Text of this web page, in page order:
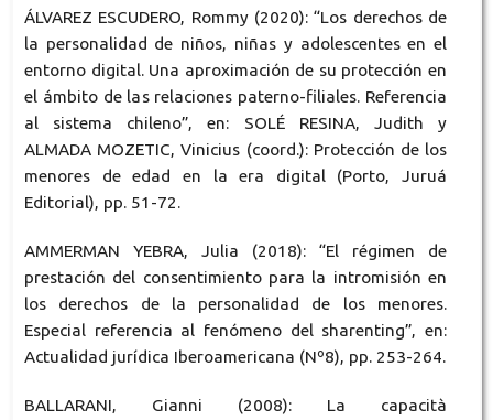
ÁLVAREZ ESCUDERO, Rommy (2020): “Los derechos de
la personalidad de niños, niñas y adolescentes en el
entorno digital. Una aproximación de su protección en
el ámbito de las relaciones paterno-filiales. Referencia
al sistema chileno”, en: SOLÉ RESINA, Judith y
ALMADA MOZETIC, Vinicius (coord.): Protección de los
menores de edad en la era digital (Porto, Juruá
Editorial), pp. 51-72.
AMMERMAN YEBRA, Julia (2018): “El régimen de
prestación del consentimiento para la intromisión en
los derechos de la personalidad de los menores.
Especial referencia al fenómeno del sharenting”, en:
Actualidad jurídica Iberoamericana (Nº8), pp. 253-264.
BALLARANI, Gianni (2008): La capacità